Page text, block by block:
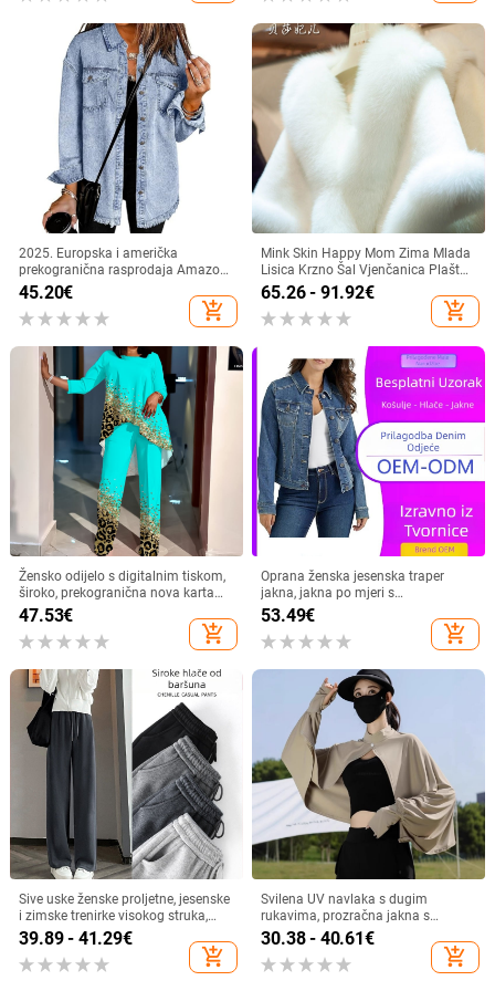
2025. Europska i američka
prekogranična rasprodaja Amazon
Nova stilska košulja s neobrađenim
rubom, traper ležerna široka jakna
45.20€
add_shopping_cart
Mink Skin Happy Mom Zima Mlada
Lisica Krzno Šal Vjenčanica Plašt
Haljina Cheongsam Krzno Plašt
Izlazna Odjeća Bijele Žene
65.26 - 91.92€
add_shopping_cart
Žensko odijelo s digitalnim tiskom,
široko, prekogranična nova karta
proizvoda za 2021.
47.53€
add_shopping_cart
Oprana ženska jesenska traper
jakna, jakna po mjeri s
prekograničnim uzorkom, višebojna
retro traper jakna
53.49€
add_shopping_cart
Sive uske ženske proljetne, jesenske
i zimske trenirke visokog struka,
ravne, drapirane, male ležerne
sportske duge hlače
39.89 - 41.29€
add_shopping_cart
Svilena UV navlaka s dugim
rukavima, prozračna jakna s
vanjskim slojem, krema za
sunčanje, biciklistička ljetna jakna
za žene, prozračna, za vožnju
30.38 - 40.61€
add_shopping_cart